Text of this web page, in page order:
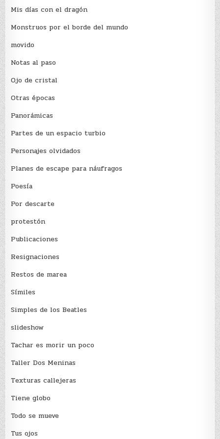
Mis días con el dragón
Monstruos por el borde del mundo
movido
Notas al paso
Ojo de cristal
Otras épocas
Panorámicas
Partes de un espacio turbio
Personajes olvidados
Planes de escape para náufragos
Poesía
Por descarte
protestón
Publicaciones
Resignaciones
Restos de marea
Sí­miles
Simples de los Beatles
slideshow
Tachar es morir un poco
Taller Dos Meninas
Texturas callejeras
Tiene globo
Todo se mueve
Tus ojos